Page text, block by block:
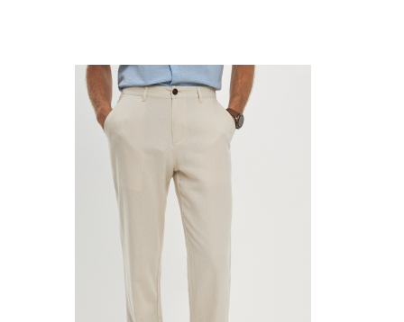
товар
имеет
несколько
вариаций.
Опции
можно
выбрать
странице